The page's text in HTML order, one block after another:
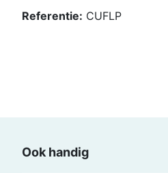
Referentie: CUFLP
Ook handig